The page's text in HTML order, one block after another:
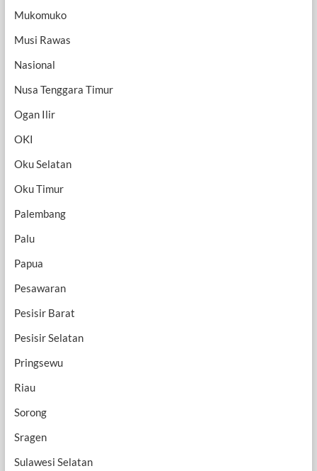
Mukomuko
Musi Rawas
Nasional
Nusa Tenggara Timur
Ogan Ilir
OKI
Oku Selatan
Oku Timur
Palembang
Palu
Papua
Pesawaran
Pesisir Barat
Pesisir Selatan
Pringsewu
Riau
Sorong
Sragen
Sulawesi Selatan